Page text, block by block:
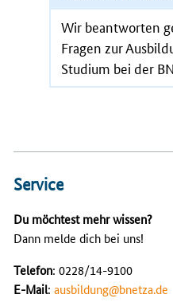
Wir beantworten
Fragen zur
Studium bei der
Service
Du möchtest mehr wissen?
Dann melde dich bei uns!
Telefon: 0228/14-9100
E-Mail: ausbildung@bnetza.de